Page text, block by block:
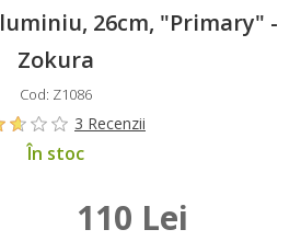
26cm, "Primary" -
Zokura
Cod: Z1086
3 Recenzii
În stoc
110 Lei